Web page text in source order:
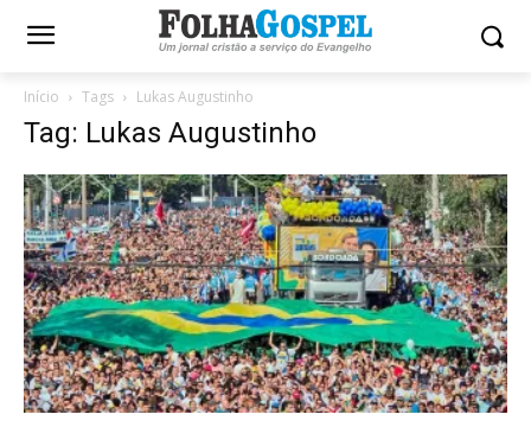
Início Tags Lukas Augustinho
Tag: Lukas Augustinho